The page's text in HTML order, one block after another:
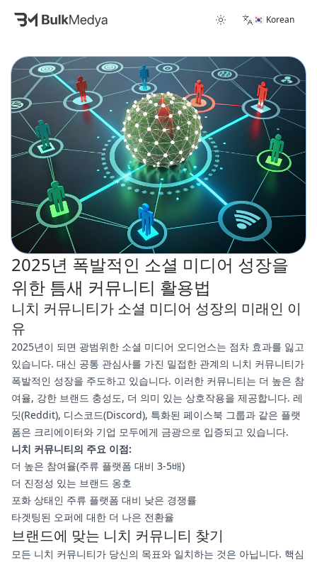
🇰🇷 Korean
2025년 폭발적인 소셜 미디어 성장을
위한 틈새 커뮤니티 활용법
니치 커뮤니티가 소셜 미디어 성장의 미래인 이
유
2025년이 되면 광범위한 소셜 미디어 오디언스는 점차 효과를 잃고
있습니다. 대신 공통 관심사를 가진 밀접한 관계의 니치 커뮤니티가
폭발적인 성장을 주도하고 있습니다. 이러한 커뮤니티는 더 높은 참
여율, 강한 브랜드 충성도, 더 의미 있는 상호작용을 제공합니다. 레
딧(Reddit), 디스코드(Discord), 특화된 페이스북 그룹과 같은 플랫
폼은 크리에이터와 기업 모두에게 금광으로 입증되고 있습니다.
니치 커뮤니티의 주요 이점:
더 높은 참여율(주류 플랫폼 대비 3-5배)
더 진정성 있는 브랜드 옹호
포화 상태인 주류 플랫폼 대비 낮은 경쟁률
타겟팅된 오퍼에 대한 더 나은 전환율
브랜드에 맞는 니치 커뮤니티 찾기
모든 니치 커뮤니티가 당신의 목표와 일치하는 것은 아닙니다. 핵심